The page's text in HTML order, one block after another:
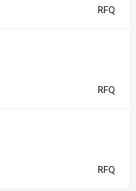
RFQ
RFQ
RFQ